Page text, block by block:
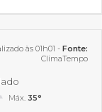
às 01h01 - Fonte:
ClimaTempo
Máx. 35°